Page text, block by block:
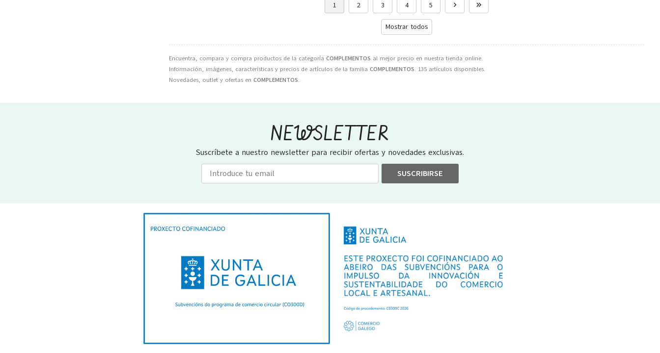
Encuentra, compara y compra productos de la categoría COMPLEMENTOS al mejor precio en nuestra tienda online.
Información, imágenes, características y precios de artículos de la familia COMPLEMENTOS. 135 artículos disponibles.
Novedades, outlet y ofertas en COMPLEMENTOS.
1 2 3 4 5
Mostrar todos
NEWSLETTER
Suscríbete a nuestro newsletter para recibir ofertas y novedades exclusivas.
SUSCRIBIRSE